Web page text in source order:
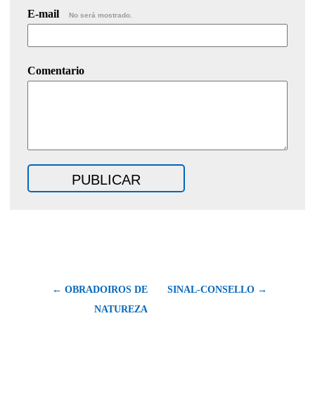
E-mail No será mostrado.
Comentario
← OBRADOIROS DE
NATUREZA
SINAL-CONSELLO →